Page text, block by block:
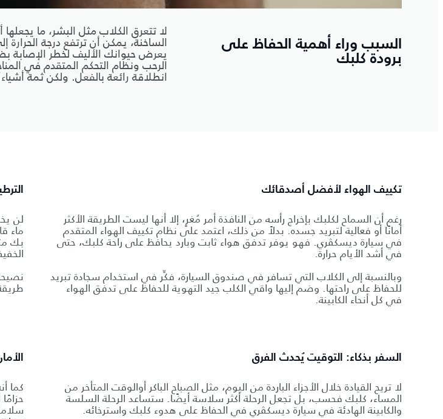
السبب وراء أهمية الحفاظ على
برودة كلبك
لا تتعرق الكلاب مثل البشر، ما يجعلها
الساخنة، يمكن أن ترتفع درجة
يعرض حيوانك الأليف لخطر
الرحب ونظام التحكم المتقدم في
انطلاقة رائعة بالفعل. ولكن ثمة
تكييف الهواء لأفضل أصدقائك
رغم أن السماح لكلبك بإخراج رأسه من النافذة أمر مُغرٍ، إلا أنها ليست الطريقة الأكثر
أمانًا أو فعالية لتبريد جسده. بدلاً من ذلك، اعتمد على نظام تكييف الهواء المتقدم
في سيارة ديسكڤري. فهو يوفر تدفق هواء ثابت وبارد يحافظ على راحة كلبك، حتى
في أشد الأيام حرارة.
وبالنسبة إلى الكلاب التي تسافر في صندوق السيارة، فكِّر في استخدام سجادة تبريد
للحفاظ على راحتها. وضم إليها واقي الكلب جيد التهوية للحفاظ على تدفق الهواء
في كل أنحاء الكابينة.
لن
ماء
بك
السفر بذكاء: التوقيت يُحدث الفرق
لا تريح القيادة خلال الأجزاء الباردة من اليوم، مثل الصباح الباكر أوالوقت المتأخر من
المساء، كلبك فحسب، بل تجعل الرحلة أكثر سلاسة أيضًا. ستساعد الرحلة السلسة
والكابينة الهادئة في سيارة ديسكڤري في الحفاظ على هدوء كلبك واسترخائه.
كما